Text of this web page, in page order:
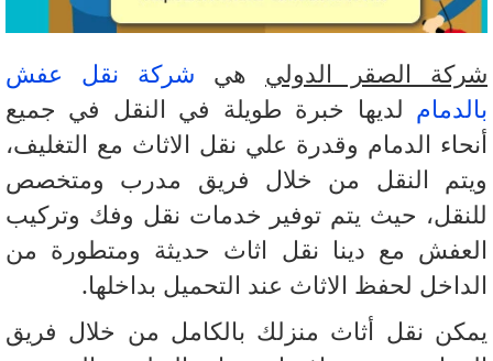
الصقر الدوليهيشركة نقل عفش
لديها خبرة طويلة في النقل في جميع
الدمام وقدرة علي نقل الاثاث مع التغليف،
النقل من خلال فريق مدرب ومتخصص
حيث يتم توفير خدمات نقل وفك وتركيب
مع دينا نقل اثاث حديثة ومتطورة من
لحفظ الاثاث عند التحميل بداخلها.
نقل أثاث منزلك بالكامل من خلال فريق